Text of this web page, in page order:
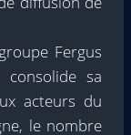
Fergus
sa
acteurs du
le nombre